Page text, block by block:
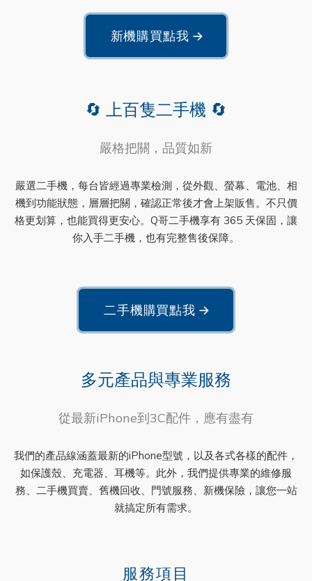
新機購買點我 →
🔄 上百隻二手機 🔄
嚴格把關，品質如新
嚴選二手機，每台皆經過專業檢測，從外觀、螢幕、電池、相
機到功能狀態，層層把關，確認正常後才會上架販售。不只價
格更划算，也能買得更安心。Q哥二手機享有 365 天保固，讓
你入手二手機，也有完整售後保障。
二手機購買點我 →
多元產品與專業服務
從最新iPhone到3C配件，應有盡有
我們的產品線涵蓋最新的iPhone型號，以及各式各樣的配件，
如保護殼、充電器、耳機等。此外，我們提供專業的維修服
務、二手機買賣、舊機回收、門號服務、新機保險，讓您一站
就搞定所有需求。
服務項目